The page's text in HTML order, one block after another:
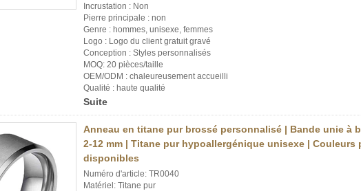
Incrustation : Non
Pierre principale : non
Genre : hommes, unisexe, femmes
Logo : Logo du client gratuit gravé
Conception : Styles personnalisés
MOQ: 20 pièces/taille
OEM/ODM : chaleureusement accueilli
Qualité : haute qualité
Suite
Anneau en titane pur brossé personnalisé | Bande unie à
2-12 mm | Titane pur hypoallergénique unisexe | Couleurs
disponibles
Numéro d'article: TR0040
Matériel: Titane pur